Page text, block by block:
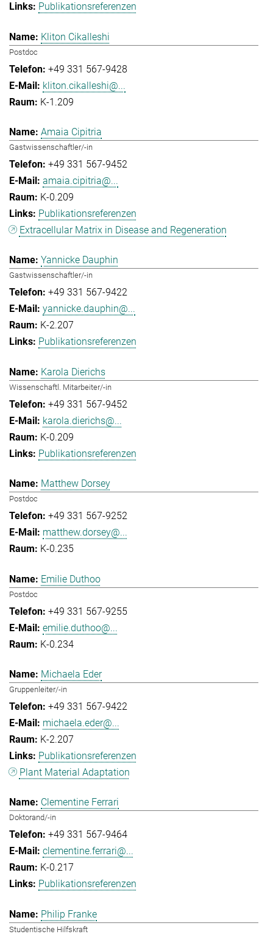
Publikationsreferenzen
Kliton Cikalleshi
Postdoc
+49 331 567-9428
kliton.cikalleshi@...
K-1.209
Amaia Cipitria
Gastwissenschaftler/-in
+49 331 567-9452
amaia.cipitria@...
K-0.209
Publikationsreferenzen
Extracellular Matrix in Disease and Regeneration
Yannicke Dauphin
Gastwissenschaftler/-in
+49 331 567-9422
yannicke.dauphin@...
K-2.207
Publikationsreferenzen
Karola Dierichs
Wissenschaftl. Mitarbeiter/-in
+49 331 567-9452
karola.dierichs@...
K-0.209
Publikationsreferenzen
Matthew Dorsey
Postdoc
+49 331 567-9252
matthew.dorsey@...
K-0.235
Emilie Duthoo
Postdoc
+49 331 567-9255
emilie.duthoo@...
K-0.234
Michaela Eder
Gruppenleiter/-in
+49 331 567-9422
michaela.eder@...
K-2.207
Publikationsreferenzen
Plant Material Adaptation
Clementine Ferrari
Doktorand/-in
+49 331 567-9464
clementine.ferrari@...
K-0.217
Publikationsreferenzen
Philip Franke
Studentische Hilfskraft